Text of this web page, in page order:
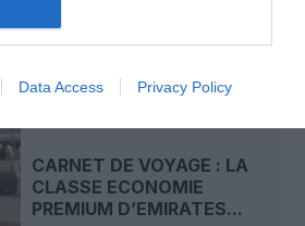
Data Access Privacy Policy
CARNET DE VOYAGE : LA
CLASSE ECONOMIE
PREMIUM D’EMIRATES...